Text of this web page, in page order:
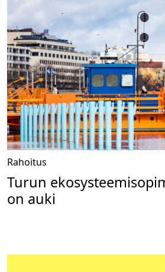
Rahoitus
Turun
on auki